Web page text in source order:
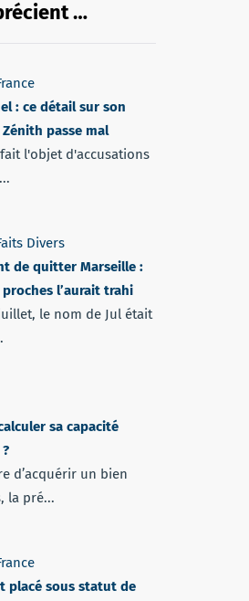
…
: ce détail sur son
passe mal
l'objet d'accusations
Divers
de quitter Marseille :
proches l’aurait trahi
le nom de Jul était
sa capacité
d’acquérir un bien
la pré...
placé sous statut de